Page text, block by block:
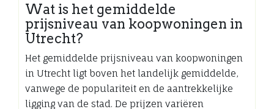
Wat is het gemiddelde
prijsniveau van koopwoningen in
Utrecht?
Het gemiddelde prijsniveau van koopwoningen
in Utrecht ligt boven het landelijk gemiddelde,
vanwege de populariteit en de aantrekkelijke
ligging van de stad. De prijzen variëren